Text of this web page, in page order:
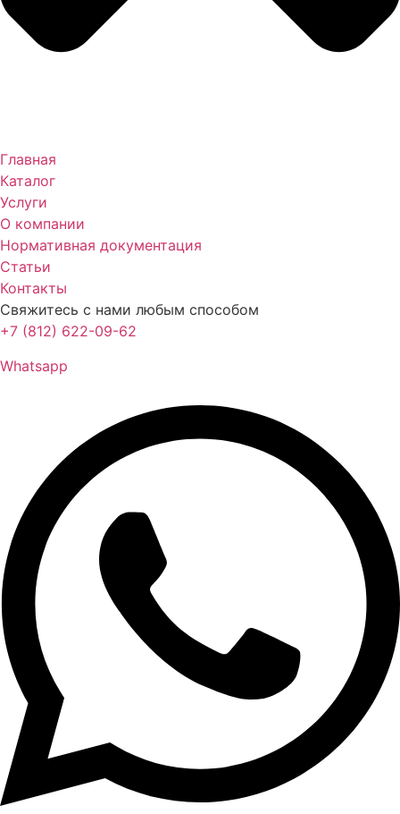
Главная
Каталог
Услуги
О компании
Нормативная документация
Статьи
Контакты
Свяжитесь с нами любым способом
+7 (812) 622-09-62
Whatsapp